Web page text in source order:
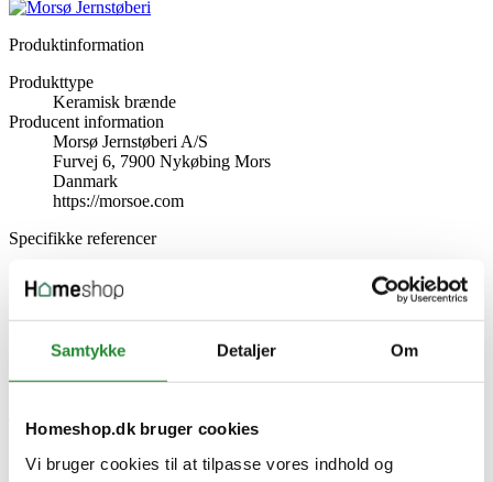
Samtykke Detaljer Om
Homeshop.dk bruger cookies
Vi bruger cookies til at tilpasse vores indhold og
Produktinformation
Produkttype
Keramisk brænde
Producent information
Morsø Jernstøberi A/S
Furvej 6, 7900 Nykøbing Mors
Danmark
https://morsoe.com
Specifikke referencer
Lev. varenr.
54908001
EAN-13